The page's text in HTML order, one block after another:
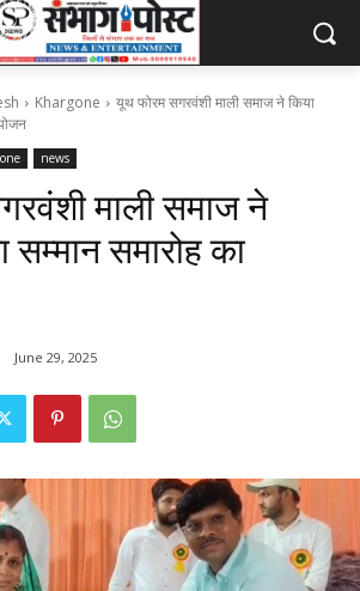
Khargone
यूथ फोरम सगरवंशी माली समाज ने किया
news
माली समाज ने
सम्मान समारोह का
June 29, 2025